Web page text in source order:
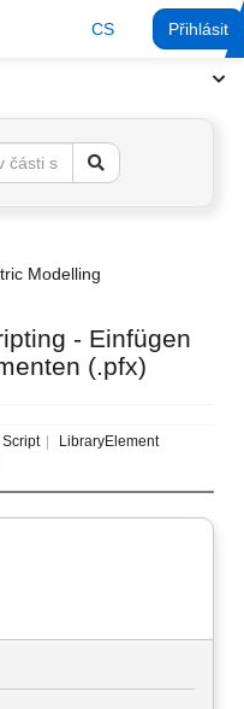
CS Přihlásit
Modelling
- Einfügen
(.pfx)
Script
LibraryElement